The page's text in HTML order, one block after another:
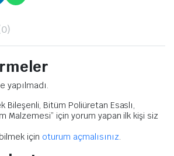
yapılmadı.
Bileşenli, Bitüm Poliüretan Esaslı,
Malzemesi” için yorum yapan ilk kişi siz
için oturum açmalısınız.